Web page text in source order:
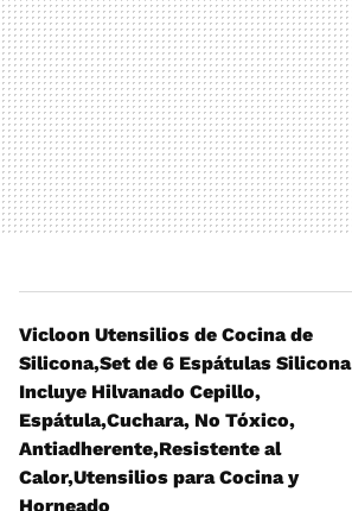
Vicloon Utensilios de Cocina de
Silicona,Set de 6 Espátulas Silicona
Incluye Hilvanado Cepillo,
Espátula,Cuchara, No Tóxico,
Antiadherente,Resistente al
Calor,Utensilios para Cocina y
Horneado